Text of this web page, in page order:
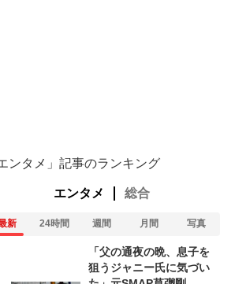
エンタメ」記事のランキング
エンタメ 総合
新 24時間 週間 月間 写真
「父の通夜の晩、息子を
狙うジャニー氏に気づい